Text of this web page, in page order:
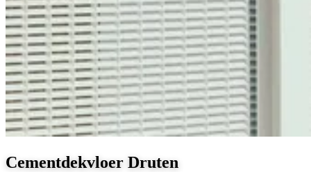
Cementdekvloer Druten